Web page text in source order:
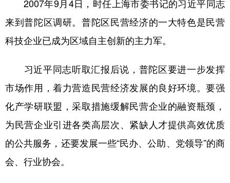
2007年9月4日，时任上海市委书记的习近平同志
来到普陀区调研。普陀区民营经济的一大特色是民营
科技企业已成为区域自主创新的主力军。
习近平同志听取汇报后说，普陀区要进一步发挥
市场作用，着力营造民营经济发展的良好环境。要强
化产学研联盟，采取措施缓解民营企业的融资瓶颈，
为民营企业引进各类高层次、紧缺人才提供高效优质
的公共服务，还要发展一些“民办、公助、党领导”的商
会、行业协会。